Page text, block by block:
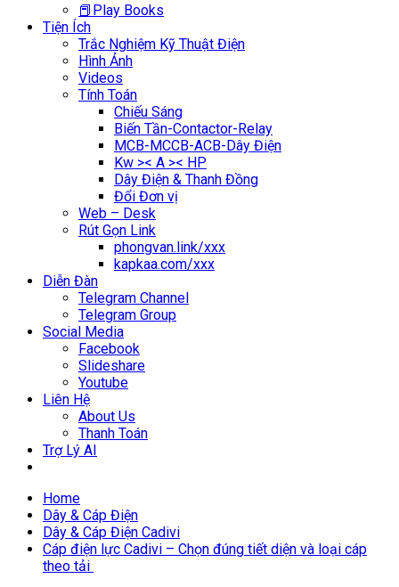
📕Play Books
Tiện Ích
Trắc Nghiệm Kỹ Thuật Điện
Hình Ảnh
Videos
Tính Toán
Chiếu Sáng
Biến Tần-Contactor-Relay
MCB-MCCB-ACB-Dây Điện
Kw >< A >< HP
Dây Điện & Thanh Đồng
Đổi Đơn vị
Web – Desk
Rút Gọn Link
phongvan.link/xxx
kapkaa.com/xxx
Diễn Đàn
Telegram Channel
Telegram Group
Social Media
Facebook
Slideshare
Youtube
Liên Hệ
About Us
Thanh Toán
Trợ Lý AI
Home
Dây & Cáp Điện
Dây & Cáp Điện Cadivi
Cáp điện lực Cadivi – Chọn đúng tiết diện và loại cáp
theo tải